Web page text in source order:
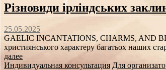
Різновиди ірліндських
25.05.2025
GAELIC INCANTATIONS, CHARMS,
християнського характеру багатьох наших
далее
Индивидуальная консультация Для